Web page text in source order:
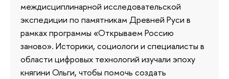
междисциплинарной исследовательской
экспедиции по памятникам Древней Руси в
рамках программы «Открываем Россию
заново». Историки, социологи и специалисты в
области цифровых технологий изучали эпоху
княгини Ольги, чтобы помочь создать